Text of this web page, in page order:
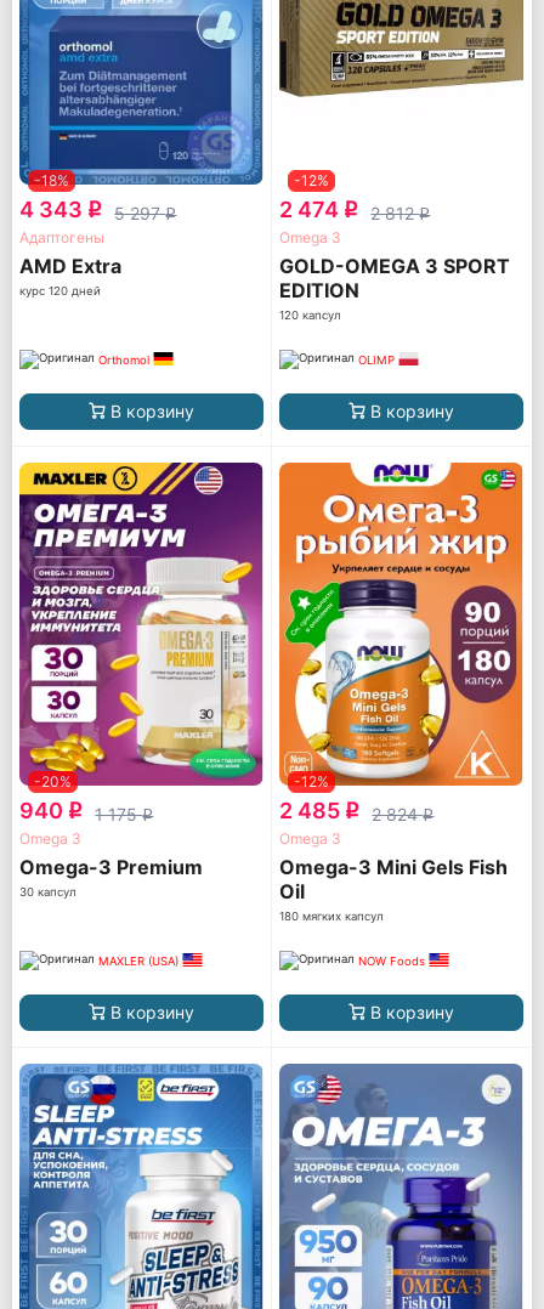
-18%
4 343 q 5 297q
Адаптогены
AМD Extra
курс 120 дней
Orthomol
В корзину
-12%
2 474 q 2 812q
Omega 3
GOLD-OMEGA 3 SPORT
EDITION
120 капсул
OLIMP
В корзину
-20%
940 q 1 175q
Omega 3
Omega-3 Premium
30 капсул
MAXLER (USA)
В корзину
-12%
2 485 q 2 824q
Omega 3
Omega-3 Mini Gels Fish
Oil
180 мягких капсул
NOW Foods
В корзину